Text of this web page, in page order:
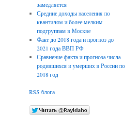
замедляется
Средние доходы населения по
квантилям и более мелким
подгруппам в Москве
Факт до 2018 года и прогноз до
2021 года ВВП РФ
Сравнение факта и прогноза числа
родившихся и умерших в России по
2018 год
RSS блога